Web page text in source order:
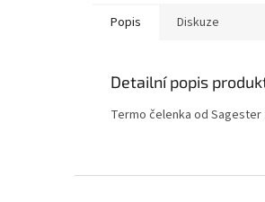
Popis Diskuze
Detailní popis
Termo čelenka od